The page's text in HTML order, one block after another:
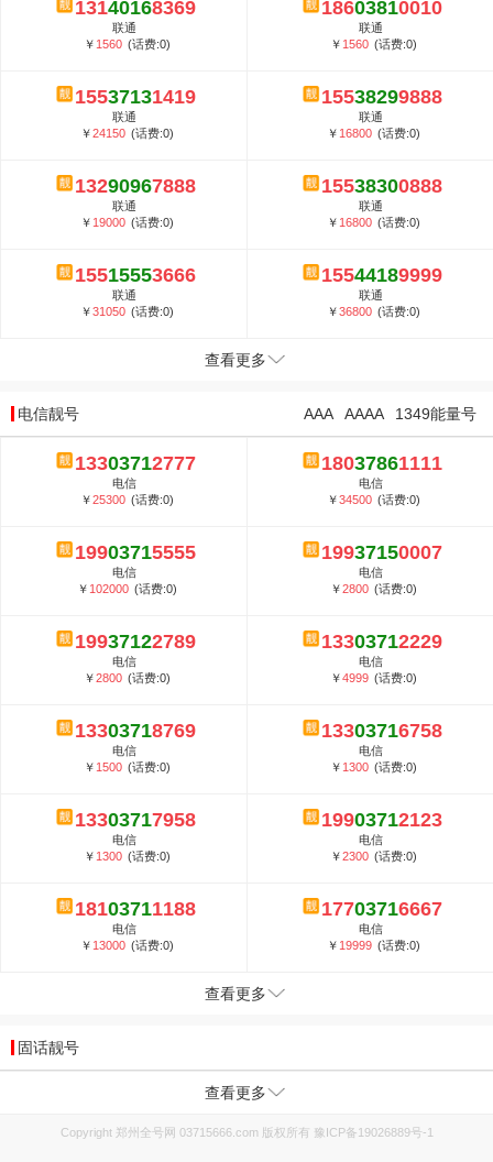
13140168369
联通
￥ 1560 (话费:0)
18603810010
联通
￥ 1560 (话费:0)
15537131419
联通
￥24150 (话费:0)
15538299888
联通
￥ 16800 (话费:0)
13290967888
联通
￥ 19000 (话费:0)
15538300888
联通
￥ 16800 (话费:0)
15515553666
联通
￥31050 (话费:0)
15544189999
联通
￥36800 (话费:0)
查看更多
电信靓号 1349能量号
AAAA
AAA
13303712777
电信
￥25300 (话费:0)
18037861111
电信
￥34500 (话费:0)
19903715555
电信
￥ 102000 (话费:0)
19937150007
电信
￥2800 (话费:0)
19937122789
电信
￥2800 (话费:0)
13303712229
电信
￥4999 (话费:0)
13303718769
电信
￥ 1500 (话费:0)
13303716758
电信
￥ 1300 (话费:0)
13303717958
电信
￥ 1300 (话费:0)
19903712123
电信
￥2300 (话费:0)
18103711188
电信
￥ 13000 (话费:0)
17703716667
电信
￥ 19999 (话费:0)
查看更多
固话靓号
查看更多
Copyright 郑州全号网 03715666.com 版权所有 豫ICP备19026889号-1